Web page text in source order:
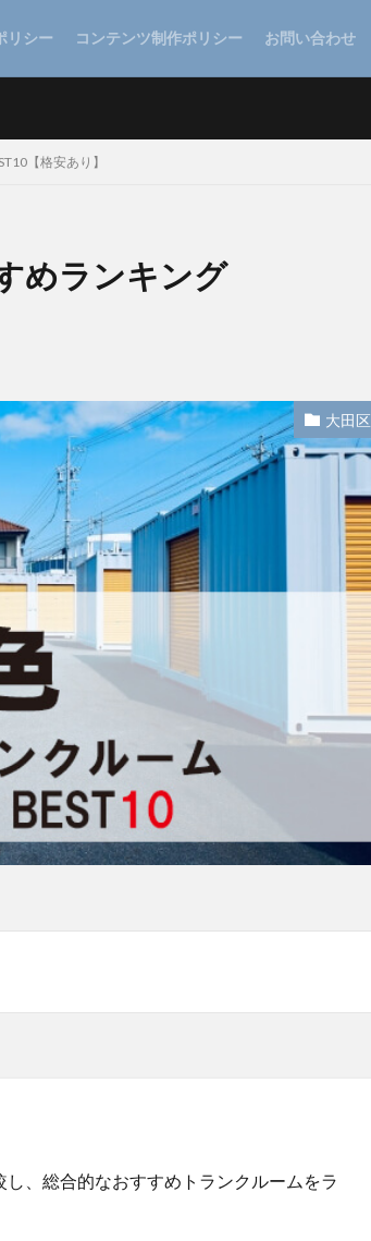
リシー コンテンツ制作ポリシー お問い合わせ
【格安あり】
めランキング
大田区
、総合的なおすすめトランクルームをラ